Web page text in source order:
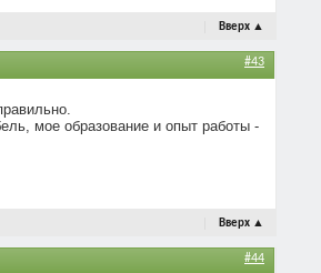
Вверх ▲
#43
мое образование и опыт работы -
Вверх ▲
#44